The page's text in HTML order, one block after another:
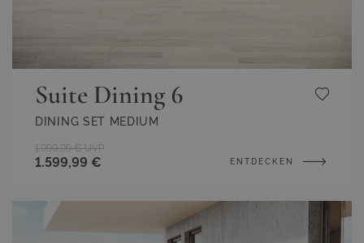
Suite Dining 6
DINING SET MEDIUM
1.599,99 €
1.999,99 € UVP
ENTDECKEN